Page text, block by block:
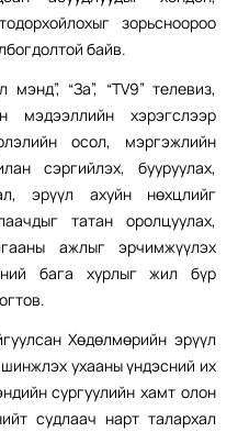
зорьсноороо
байв.
“За”, “TV9” телевиз,
хэрэгслээр
осол, мэргэжлийн
сэргийлэх, бууруулах,
эрүүл ахуйн нөхцлийг
татан оролцуулах,
ажлыг эрчимжүүлэх
бага хурлыг жил бүр
Хөдөлмөрийн эрүүл
ухааны үндэсний их
сургуулийн хамт олон
судлаач нарт талархал